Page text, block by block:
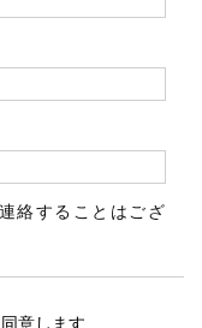
絡することはござ
意します